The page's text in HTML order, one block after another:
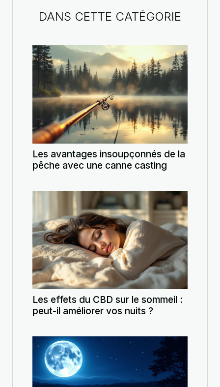
DANS CETTE CATÉGORIE
Les avantages insoupçonnés de la
pêche avec une canne casting
Les effets du CBD sur le sommeil :
peut-il améliorer vos nuits ?